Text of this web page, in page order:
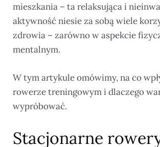
mieszkania – ta relaksująca i
aktywność niesie za sobą wiele
zdrowia – zarówno w aspekcie
mentalnym.
W tym artykule omówimy, na co
rowerze treningowym i dlaczego
wypróbować.
Stacjonarne